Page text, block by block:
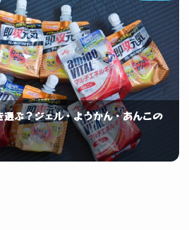
ぶ？ジェル・ようかん・あんこの